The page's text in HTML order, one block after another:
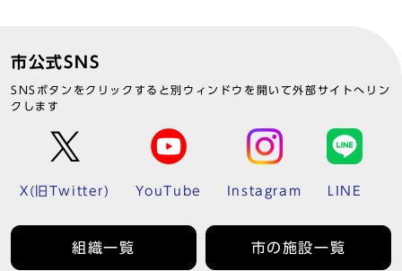
市公式SNS
SNSボタンをクリックすると別ウィンドウを開いて外部サイトへリン
クします
X(旧Twitter) YouTube Instagram LINE
組織一覧 市の施設一覧